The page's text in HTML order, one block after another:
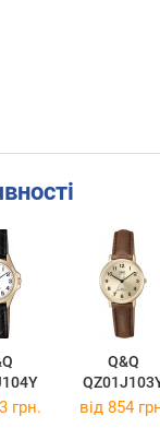
Q&Q
грн. від 854